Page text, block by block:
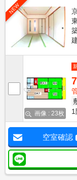
NEW
画像 : 23枚
1
空室確認